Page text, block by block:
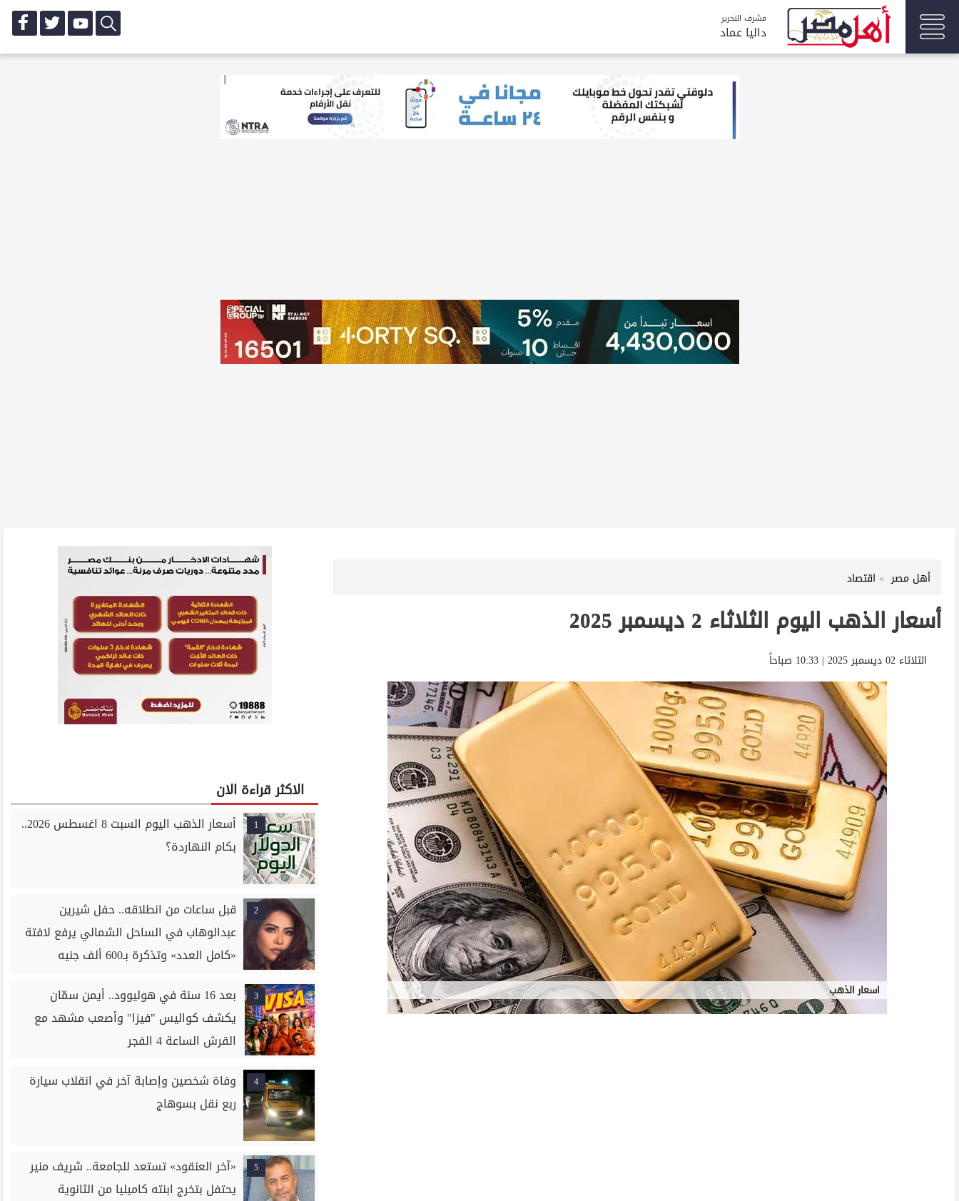
مشرف التحرير
داليا عماد
أهل مصر اقتصاد
أسعار الذهب اليوم الثلاثاء 2 ديسمبر 2025
الثلاثاء 02 ديسمبر 2025 | 10:33 صباحاً
اسعار الذهب
الاكثر قراءة الان
1
أسعار الذهب اليوم السبت 8 اغسطس 2026..
بكام النهاردة؟
2
قبل ساعات من انطلاقه.. حفل شيرين
عبدالوهاب في الساحل الشمالي يرفع لافتة
«كامل العدد» وتذكرة بـ600 ألف جنيه
3
بعد 16 سنة في هوليوود.. أيمن سمّان
يكشف كواليس "فيزا" وأصعب مشهد مع
القرش الساعة 4 الفجر
4
وفاة شخصين وإصابة آخر في انقلاب سيارة
ربع نقل بسوهاج
5
«آخر العنقود» تستعد للجامعة.. شريف منير
يحتفل بتخرج ابنته كاميليا من الثانوية